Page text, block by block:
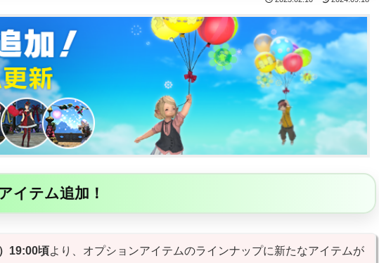
イテム追加！
19:00頃より、オプションアイテムのラインナップに新たなアイテムが